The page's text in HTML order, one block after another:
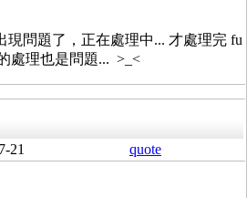
現問題了，正在處理中... 才處理完 fu
處理也是問題... >_<
21 quote